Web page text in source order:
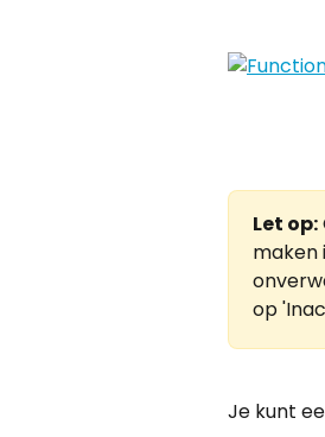
Let op:
maken
op
Je kunt